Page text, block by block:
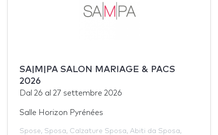
SA|M|PA SALON MARIAGE & PACS
2026
Dal 26 al 27 settembre 2026
Salle Horizon Pyrénées
Spose, Sposa, Calzature Sposa, Abiti da Sposa,